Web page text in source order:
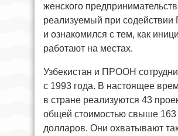
женского
реализуемый при
и ознакомился с тем, как
работают на местах.
Узбекистан и ПРООН
с 1993 года. В настоящее
в стране реализуются 43
общей стоимостью свыше 163
долларов. Они охватывают